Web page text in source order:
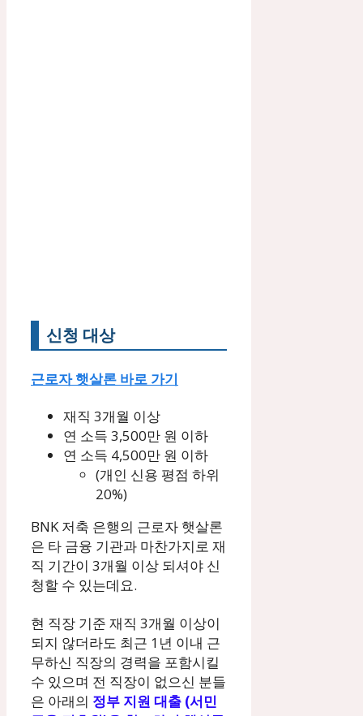
신청 대상
근로자 햇살론 바로 가기
재직 3개월 이상
연 소득 3,500만 원 이하
연 소득 4,500만 원 이하
(개인 신용 평점 하위
20%)
BNK 저축 은행의 근로자 햇살론
은 타 금융 기관과 마찬가지로 재
직 기간이 3개월 이상 되셔야 신
청할 수 있는데요.
현 직장 기준 재직 3개월 이상이
되지 않더라도 최근 1년 이내 근
무하신 직장의 경력을 포함시킬
수 있으며 전 직장이 없으신 분들
은 아래의 정부 지원 대출 (서민